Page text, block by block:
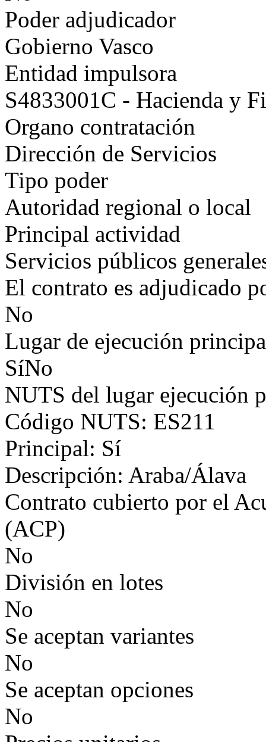
Poder adjudicador
Gobierno Vasco
Entidad impulsora
S4833001C - Hacienda y
Organo contratación
Dirección de Servicios
Tipo poder
Autoridad regional o local
Principal actividad
Servicios públicos
El contrato es adjudicado
No
Lugar de ejecución
SíNo
NUTS del lugar ejecución
Código NUTS: ES211
Principal: Sí
Descripción: Araba/Álava
Contrato cubierto por el
(ACP)
No
División en lotes
No
Se aceptan variantes
No
Se aceptan opciones
No